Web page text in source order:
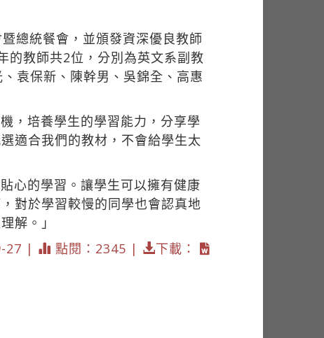
總統餐會，並頒發資深優良教師
的教師共2位，分別為英文系副教
袁保新、陳幹男、吳錦全、高惠
，培養學生的學習能力，分享學
適合我們的教材，不會給學生太
心的學習。讓學生可以擁有健康
對於學習較慢的同學也會認真地
解。」
27 | 點閱：2345 | 下載：